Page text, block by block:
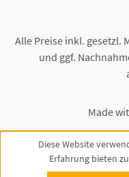
Alle Preise inkl. gesetzl.
und ggf.
Made
Diese Website
Erfahrung bieten